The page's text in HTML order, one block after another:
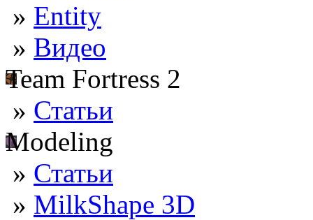
» Entity
» Видео
Team Fortress 2
» Статьи
Modeling
» Статьи
» MilkShape 3D